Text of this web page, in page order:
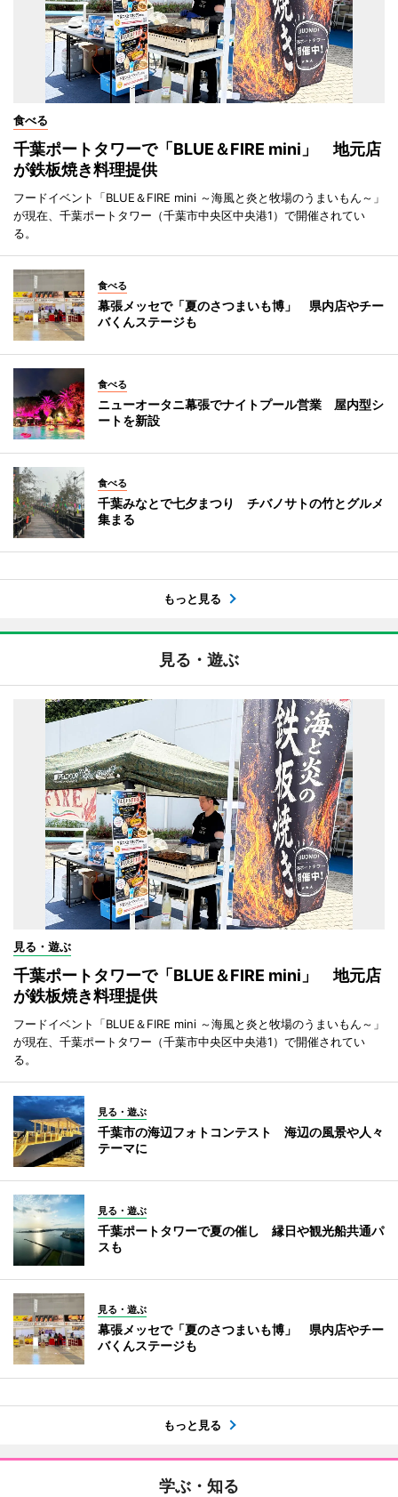
食べる
千葉ポートタワーで「BLUE＆FIRE mini」 地元店
が鉄板焼き料理提供
フードイベント「BLUE＆FIRE mini ～海風と炎と牧場のうまいもん～」
が現在、千葉ポートタワー（千葉市中央区中央港1）で開催されてい
る。
食べる
幕張メッセで「夏のさつまいも博」 県内店やチー
バくんステージも
食べる
ニューオータニ幕張でナイトプール営業 屋内型シ
ートを新設
食べる
千葉みなとで七夕まつり チバノサトの竹とグルメ
集まる
もっと見る
見る・遊ぶ
見る・遊ぶ
千葉ポートタワーで「BLUE＆FIRE mini」 地元店
が鉄板焼き料理提供
フードイベント「BLUE＆FIRE mini ～海風と炎と牧場のうまいもん～」
が現在、千葉ポートタワー（千葉市中央区中央港1）で開催されてい
る。
見る・遊ぶ
千葉市の海辺フォトコンテスト 海辺の風景や人々
テーマに
見る・遊ぶ
千葉ポートタワーで夏の催し 縁日や観光船共通パ
スも
見る・遊ぶ
幕張メッセで「夏のさつまいも博」 県内店やチー
バくんステージも
もっと見る
学ぶ・知る